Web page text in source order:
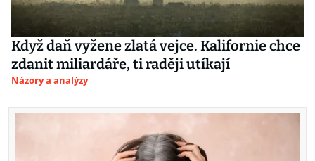
Když daň vyžene zlatá vejce. Kalifornie chce
zdanit miliardáře, ti raději utíkají
Názory a analýzy